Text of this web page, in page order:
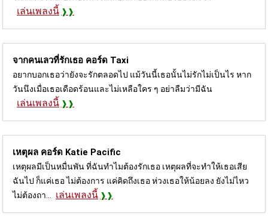
เล่นเพลงนี้
จากคนเลวที่รักเธอ คอร์ด Taxi
อยากบอกเธอว่ายังจะรักตลอดไป แม้วันนี้เธอนั้นไม่รักไม่เป็นไร หาก
วันนึงเมื่อเธอเดือดร้อนและไม่เหลือใคร ๆ อย่าลืมว่ามีฉัน
เล่นเพลงนี้
เหตุผล คอร์ด Katie Pacific
เหตุผลมีเป็นหมื่นพัน ที่ฉันทำไมต้องรักเธอ เหตุผลที่จะทำให้เธอเสีย
ฉันไป ก็แค่เธอ ไม่ต้องการ แค่คิดถึงเธอ ห่วงเธอให้น้อยลง ยังไม่ไหว
ไม่ต้องถา...
เล่นเพลงนี้